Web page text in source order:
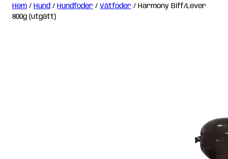
Hem / Hund / Hundfoder / Våtfoder / Harmony Biff/Lever
800g (utgått)